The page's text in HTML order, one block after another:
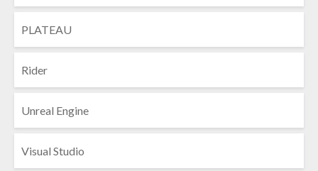
PLATEAU
Rider
Unreal Engine
Visual Studio